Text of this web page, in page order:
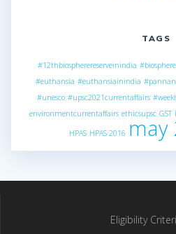
TAGS
#12thbiospherereserveinindia
#euthansia #euthansiainindia
#unesco #upsc2021currentaffairs
environmentcurrentaffairs ethicsupsc GST
HPAS HPAS 2016 may
Eligibility